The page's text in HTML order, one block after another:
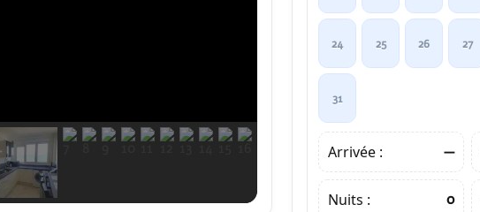
24 25 26 27
31
Arrivée : —
Nuits : 0